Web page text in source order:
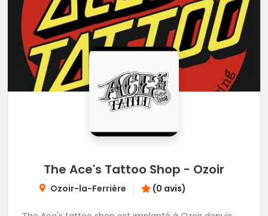
The Ace's Tattoo Shop - Ozoir
Ozoir-la-Ferrière (0 avis)